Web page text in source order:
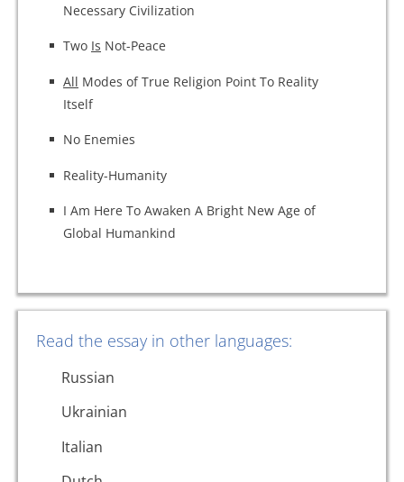
Necessary Civilization
Two Is Not-Peace
All Modes of True Religion Point To Reality
Itself
No Enemies
Reality-Humanity
I Am Here To Awaken A Bright New Age of
Global Humankind
Read the essay in other languages:
Russian
Ukrainian
Italian